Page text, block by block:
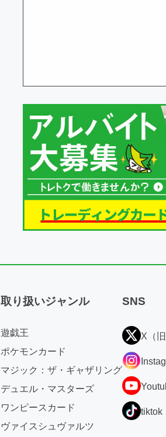
取り扱いジャンル
遊戯王
ポケモンカード
マジック：ザ・ギャザリング
デュエル・マスターズ
ワンピースカード
ヴァイスシュヴァルツ
SNS
X（旧
tiktok